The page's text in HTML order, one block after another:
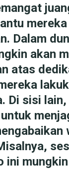
Dalam
akan
atas
Di sisi
ini